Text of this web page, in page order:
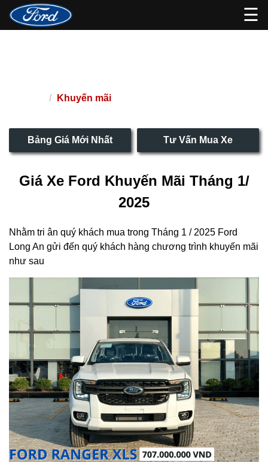
☰
Khuyến mãi
Bảng Giá Mới Nhất Tư Vấn Mua Xe
Giá Xe Ford Khuyến Mãi Tháng 1/
2025
Nhằm tri ân quý khách mua trong Tháng 1 / 2025 Ford
Long An gửi đến quý khách hàng chương trình khuyến mãi
như sau